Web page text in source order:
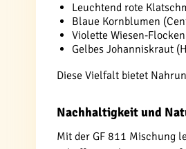
Leuchtend rote
Blaue Kornblumen
Violette Wiesen-
Gelbes Johanniskraut
Diese Vielfalt bietet
Nachhaltigkeit und
Mit der GF 811 Mischung